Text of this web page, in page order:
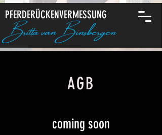
PFERDERÜCKENVERMESSUNG
Britta van Binsbergen
AGB
coming soon